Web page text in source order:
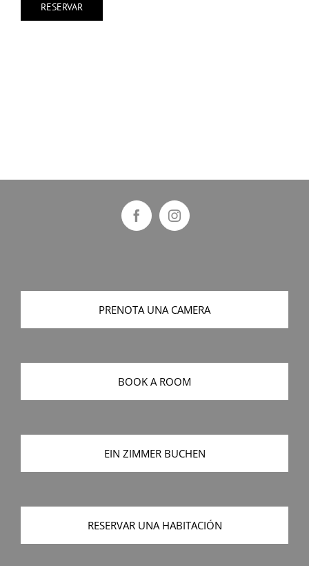
RESERVAR
PRENOTA UNA CAMERA
BOOK A ROOM
EIN ZIMMER BUCHEN
RESERVAR UNA HABITACIÓN